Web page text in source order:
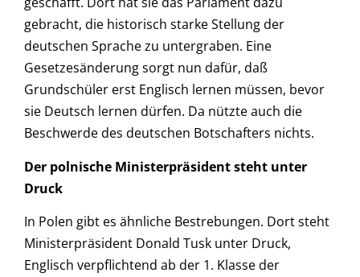
gebracht, die historisch starke Stellung der
deutschen Sprache zu untergraben. Eine
Gesetzesänderung sorgt nun dafür, daß
Grundschüler erst Englisch lernen müssen, bevor
sie Deutsch lernen dürfen. Da nützte auch die
Beschwerde des deutschen Botschafters nichts.
Der polnische Ministerpräsident steht unter
Druck
In Polen gibt es ähnliche Bestrebungen. Dort steht
Ministerpräsident Donald Tusk unter Druck,
Englisch verpflichtend ab der 1. Klasse der